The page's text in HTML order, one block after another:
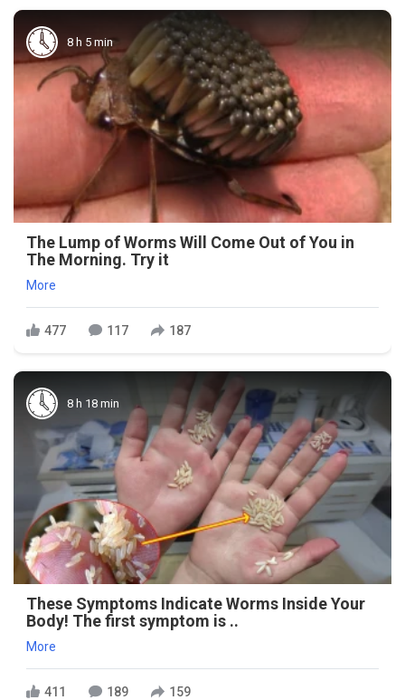
8 h 5 min
The Lump of Worms Will Come Out of You in
The Morning. Try it
More
477 117 187
8 h 18 min
These Symptoms Indicate Worms Inside Your
Body! The first symptom is ..
More
411 189 159